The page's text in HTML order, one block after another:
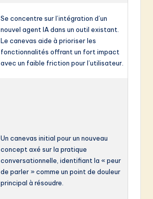
Se concentre sur l’intégration d’un
nouvel agent IA dans un outil existant.
Le canevas aide à prioriser les
fonctionnalités offrant un fort impact
avec un faible friction pour l’utilisateur.
Un canevas initial pour un nouveau
concept axé sur la pratique
conversationnelle, identifiant la « peur
de parler » comme un point de douleur
principal à résoudre.